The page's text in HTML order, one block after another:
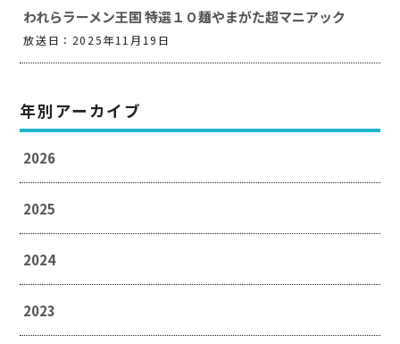
われらラーメン王国 特選１０麺やまがた超マニアック
放送日：2025年11月19日
年別アーカイブ
2026
2025
2024
2023